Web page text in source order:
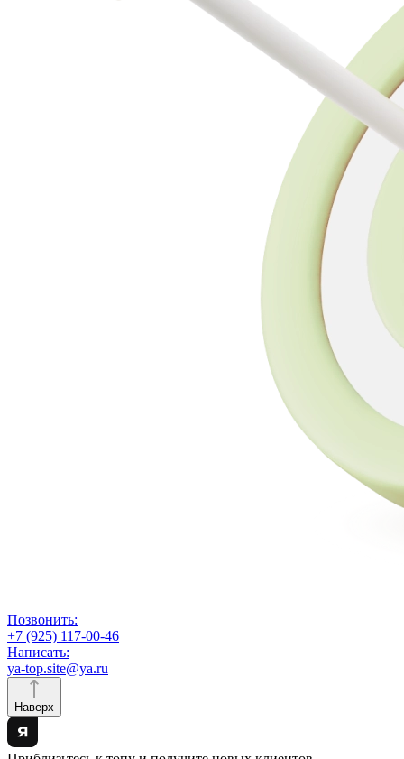
Позвонить:
+7 (925) 117-00-46
Написать:
ya-top.site@ya.ru
Наверх